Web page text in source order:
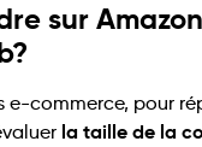
sur
e-commerce, pour
la taille de la